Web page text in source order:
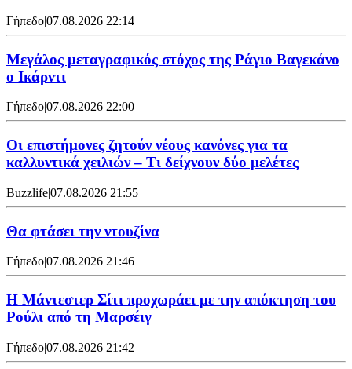
Γήπεδο|07.08.2026 22:14
Μεγάλος μεταγραφικός στόχος της Ράγιο Βαγεκάνο
ο Ικάρντι
Γήπεδο|07.08.2026 22:00
Οι επιστήμονες ζητούν νέους κανόνες για τα
καλλυντικά χειλιών – Τι δείχνουν δύο μελέτες
Buzzlife|07.08.2026 21:55
Θα φτάσει την ντουζίνα
Γήπεδο|07.08.2026 21:46
Η Μάντεστερ Σίτι προχωράει με την απόκτηση του
Ρούλι από τη Μαρσέιγ
Γήπεδο|07.08.2026 21:42